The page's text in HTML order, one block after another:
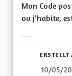
Mon Code
ou j'habite,
ERSTELLT
10/05/